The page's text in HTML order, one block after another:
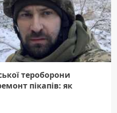
тероборони
пікапів: як